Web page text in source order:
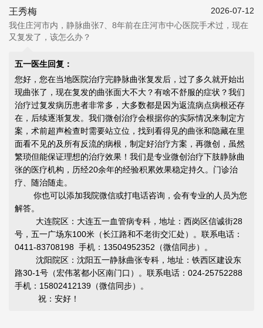
王秀梅
2026-07-12
我住庄河市内，静脉曲张7、8年前在庄河市中心医院手术过，现在
又复发了，该怎么办？
五一医生回复：
您好，您在当地医院治疗完静脉曲张复发后，过了多久就开始出
现曲张了，现在复发的曲张面大不大？有啥不舒服的症状？我们
治疗过复发病历患者非常多，大多数都是因为返流病点病根还存
在，后续逐渐复发。我们微创治疗会根据你的实际情况来制定方
案，术前超声检查时需要站立位，找到看得见的曲张和隐藏在里
面看不见的及所有反流的病根，制定好治疗方案，再微创，虽然
繁琐但能保证理想的治疗效果 ！我们是专业微创治疗下肢静脉曲
张的医疗机构，历经20余年的经验积累效果稳定持久。门诊治
疗、随治随走。
你也可以添加我院微信或打电话咨询，会有专业的人员为您
解答。
大连院区：大连五一血管病专科，地址：西岗区信诚街28
号，五一广场东100米（长江路和不老街交汇处）。联系电话：
0411-83708198 手机：13504952352（微信同步）。
沈阳院区：沈阳五一静脉曲张专科，地址：铁西区建设东
路30-1号（宏伟茗都小区南门口）。联系电话：024-25752288
手机：15802412139（微信同步）。
祝：安好！